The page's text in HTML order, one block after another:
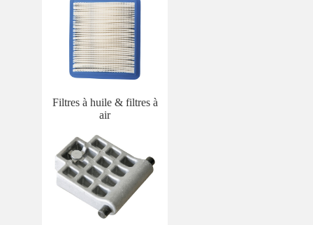
Filtres à huile & filtres à
air